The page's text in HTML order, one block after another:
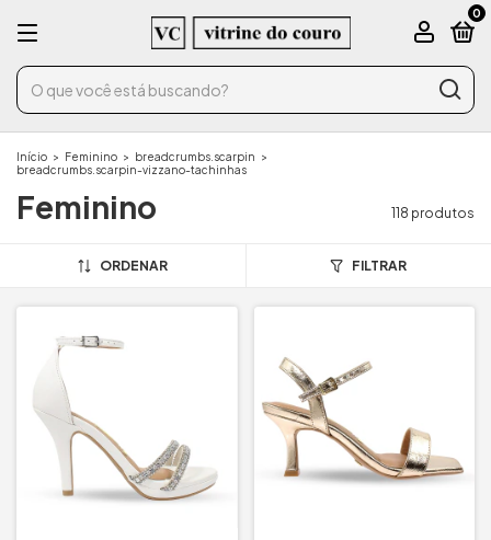
0
Início > Feminino > breadcrumbs.scarpin >
breadcrumbs.scarpin-vizzano-tachinhas
Feminino 118 produtos
ORDENAR FILTRAR